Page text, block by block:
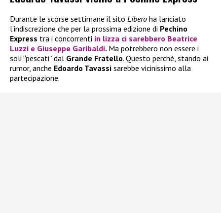
Durante le scorse settimane il sito Libero ha lanciato
l’indiscrezione che per la prossima edizione di Pechino
Express tra i concorrenti in lizza ci sarebbero Beatrice
Luzzi e Giuseppe Garibaldi. Ma potrebbero non essere i
soli “pescati” dal Grande Fratello. Questo perché, stando ai
rumor, anche Edoardo Tavassi sarebbe vicinissimo alla
partecipazione.